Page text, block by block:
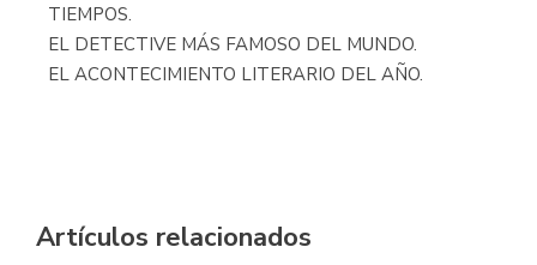
TIEMPOS.
EL DETECTIVE MÁS FAMOSO DEL MUNDO.
EL ACONTECIMIENTO LITERARIO DEL AÑO.
Artículos relacionados